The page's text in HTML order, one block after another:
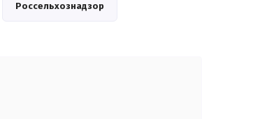
Россельхознадзор